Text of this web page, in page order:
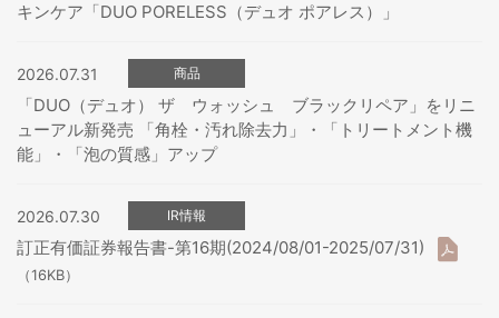
キンケア「DUO PORELESS（デュオ ポアレス）」
2026.07.31 商品
「DUO（デュオ） ザ ウォッシュ ブラックリペア」をリニ
ューアル新発売 「角栓・汚れ除去力」・「トリートメント機
能」・「泡の質感」アップ
2026.07.30 IR情報
訂正有価証券報告書-第16期(2024/08/01-2025/07/31)
（16KB）